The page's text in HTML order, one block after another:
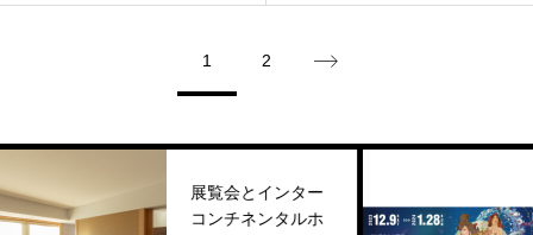
1 2
展覧会とインター
コンチネンタルホ